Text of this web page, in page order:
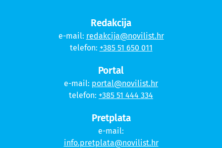
Redakcija
e-mail: redakcija@novilist.hr
telefon: +385 51 650 011
Portal
e-mail: portal@novilist.hr
telefon: +385 51 444 334
Pretplata
e-mail:
info.pretplata@novilist.hr